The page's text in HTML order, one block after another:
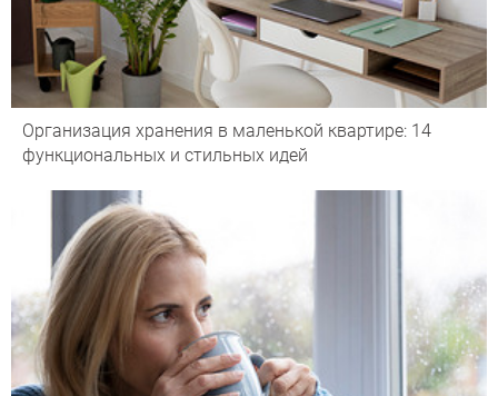
Организация хранения в маленькой квартире: 14
функциональных и стильных идей